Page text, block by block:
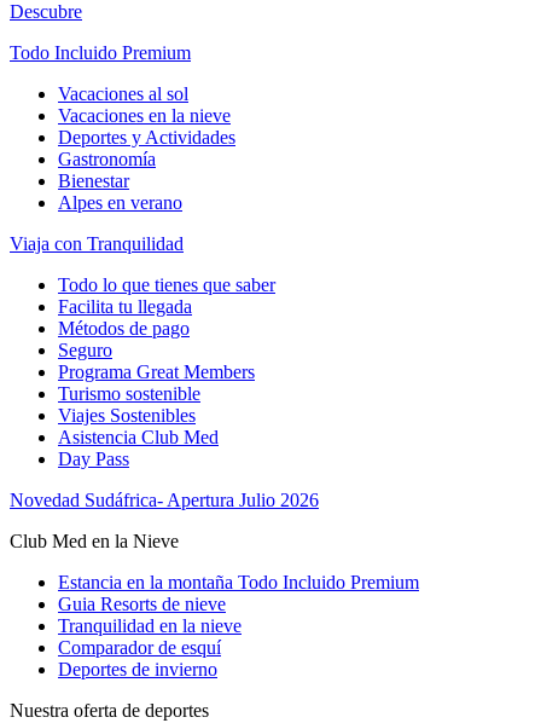
Descubre
Todo Incluido Premium
Vacaciones al sol
Vacaciones en la nieve
Deportes y Actividades
Gastronomía
Bienestar
Alpes en verano
Viaja con Tranquilidad
Todo lo que tienes que saber
Facilita tu llegada
Métodos de pago
Seguro
Programa Great Members
Turismo sostenible
Viajes Sostenibles
Asistencia Club Med
Day Pass
Novedad Sudáfrica- Apertura Julio 2026
Club Med en la Nieve
Estancia en la montaña Todo Incluido Premium
Guia Resorts de nieve
Tranquilidad en la nieve
Comparador de esquí
Deportes de invierno
Nuestra oferta de deportes